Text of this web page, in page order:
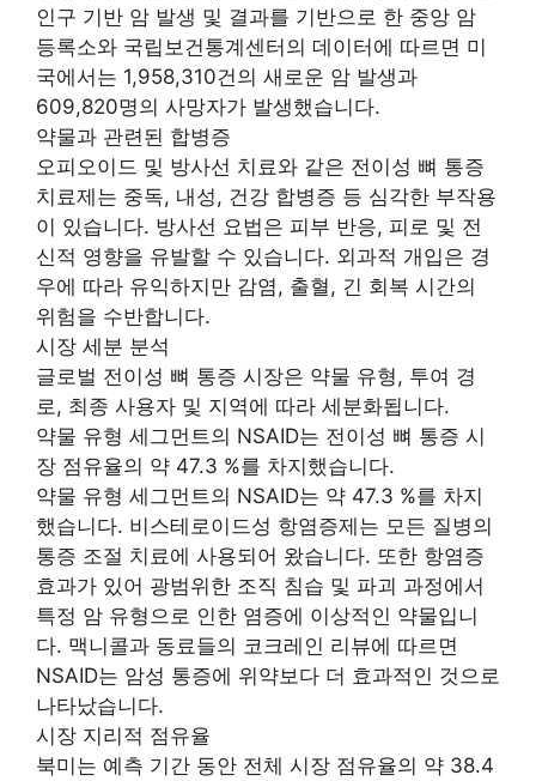
인구 기반 암 발생 및 결과를 기반으로 한 중앙 암
등록소와 국립보건통계센터의 데이터에 따르면 미
국에서는 1,958,310건의 새로운 암 발생과
609,820명의 사망자가 발생했습니다.
약물과 관련된 합병증
오피오이드 및 방사선 치료와 같은 전이성 뼈 통증
치료제는 중독, 내성, 건강 합병증 등 심각한 부작용
이 있습니다. 방사선 요법은 피부 반응, 피로 및 전
신적 영향을 유발할 수 있습니다. 외과적 개입은 경
우에 따라 유익하지만 감염, 출혈, 긴 회복 시간의
위험을 수반합니다.
시장 세분 분석
글로벌 전이성 뼈 통증 시장은 약물 유형, 투여 경
로, 최종 사용자 및 지역에 따라 세분화됩니다.
약물 유형 세그먼트의 NSAID는 전이성 뼈 통증 시
장 점유율의 약 47.3 %를 차지했습니다.
약물 유형 세그먼트의 NSAID는 약 47.3 %를 차지
했습니다. 비스테로이드성 항염증제는 모든 질병의
통증 조절 치료에 사용되어 왔습니다. 또한 항염증
효과가 있어 광범위한 조직 침습 및 파괴 과정에서
특정 암 유형으로 인한 염증에 이상적인 약물입니
다. 맥니콜과 동료들의 코크레인 리뷰에 따르면
NSAID는 암성 통증에 위약보다 더 효과적인 것으로
나타났습니다.
시장 지리적 점유율
북미는 예측 기간 동안 전체 시장 점유율의 약 38.4